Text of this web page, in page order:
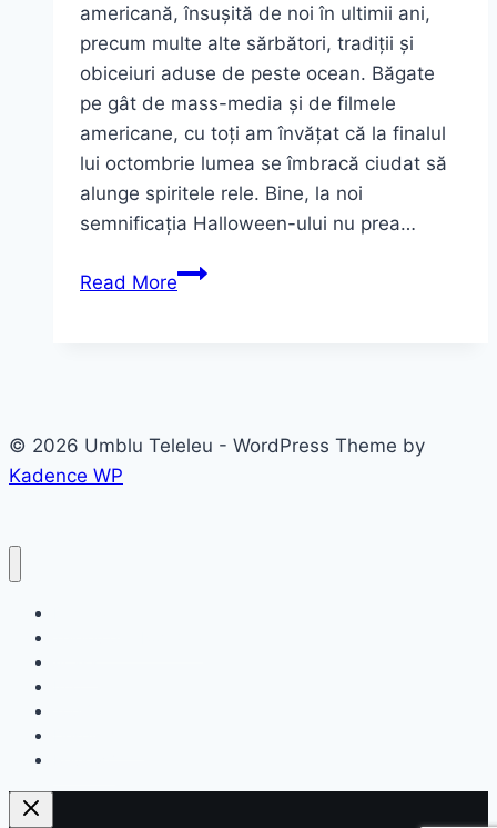
americană, însușită de noi în ultimii ani,
precum multe alte sărbători, tradiții și
obiceiuri aduse de peste ocean. Băgate
pe gât de mass-media și de filmele
americane, cu toți am învățat că la finalul
lui octombrie lumea se îmbracă ciudat să
alunge spiritele rele. Bine, la noi
semnificația Halloween-ului nu prea…
Read MoreCele
europene
© 2026 Umblu Teleleu - WordPress Theme by
Kadence WP